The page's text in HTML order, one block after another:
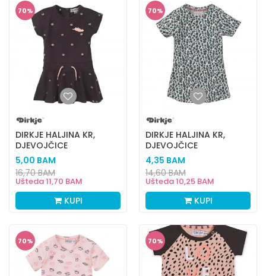
70%
DIRKJE HALJINA KR,
DJEVOJČICE
5,00 BAM
Ušteda11,70 BAM
16,70BAM
KUPI
70%
DIRKJE HALJINA KR,
DJEVOJČICE
4,35 BAM
Ušteda10,25 BAM
14,60BAM
KUPI
70% 70%